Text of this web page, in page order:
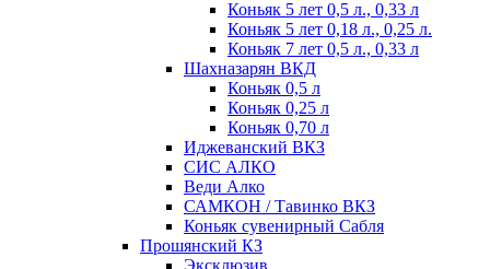
Коньяк 5 лет 0,5 л., 0,33 л
Коньяк 5 лет 0,18 л., 0,25 л.
Коньяк 7 лет 0,5 л., 0,33 л
Шахназарян ВКД
Коньяк 0,5 л
Коньяк 0,25 л
Коньяк 0,70 л
Иджеванский ВКЗ
СИС АЛКО
Веди Алко
САМКОН / Тавинко ВКЗ
Коньяк сувенирный Сабля
Прошянский КЗ
Эксклюзив